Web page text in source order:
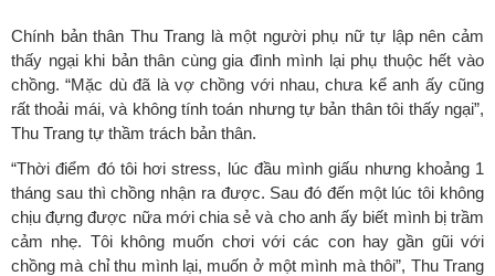
Chính bản thân Thu Trang là một người phụ nữ tự lập nên cảm
thấy ngại khi bản thân cùng gia đình mình lại phụ thuộc hết vào
chồng. “Mặc dù đã là vợ chồng với nhau, chưa kể anh ấy cũng
rất thoải mái, và không tính toán nhưng tự bản thân tôi thấy ngại”,
Thu Trang tự thầm trách bản thân.
“Thời điểm đó tôi hơi stress, lúc đầu mình giấu nhưng khoảng 1
tháng sau thì chồng nhận ra được. Sau đó đến một lúc tôi không
chịu đựng được nữa mới chia sẻ và cho anh ấy biết mình bị trầm
cảm nhẹ. Tôi không muốn chơi với các con hay gần gũi với
chồng mà chỉ thu mình lại, muốn ở một mình mà thôi”, Thu Trang